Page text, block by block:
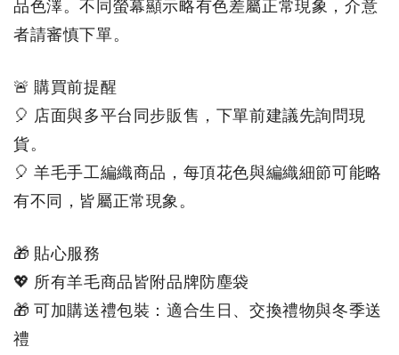
品色澤。不同螢幕顯示略有色差屬正常現象，介意
者請審慎下單。
🚨 購買前提醒
🎈 店面與多平台同步販售，下單前建議先詢問現
貨。
🎈 羊毛手工編織商品，每頂花色與編織細節可能略
有不同，皆屬正常現象。
🎁 貼心服務
💖 所有羊毛商品皆附品牌防塵袋
🎁 可加購送禮包裝：適合生日、交換禮物與冬季送
禮